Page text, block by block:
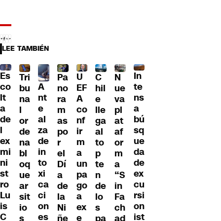
LEE TAMBIÉN
Es
co
lt
a
de
l
ex
mi
ni
st
ro
Lu
is
C
Tri
bu
na
l
or
de
na
bl
oq
ue
ar
sit
io
s
A
nt
e
al
za
de
in
to
xi
ca
ci
on
es
Pa
no
ra
m
as
po
r
el
Dí
a
de
la
Ni
ñe
U
EF
A
co
nf
ir
m
a
un
pa
go
a
ex
e
C
hil
e
lle
ga
al
to
p
te
n
de
lo
s
pa
N
ue
va
pl
at
af
or
m
a
“S
in
Fa
ch
ad
In
te
ns
a
bú
sq
ue
da
de
ex
cu
rsi
on
ist